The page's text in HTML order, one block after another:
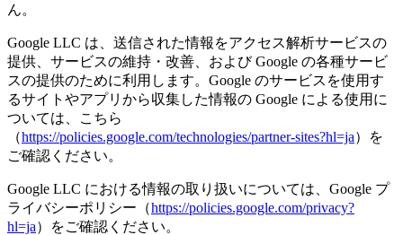
ん。
Google LLC は、送信された情報をアクセス解析サービスの
提供、サービスの維持・改善、および Google の各種サービ
スの提供のために利用します。Google のサービスを使用す
るサイトやアプリから収集した情報の Google による使用に
ついては、こちら
（https://policies.google.com/technologies/partner-sites?hl=ja）を
ご確認ください。
Google LLC における情報の取り扱いについては、Google プ
ライバシーポリシー（https://policies.google.com/privacy?
hl=ja）をご確認ください。